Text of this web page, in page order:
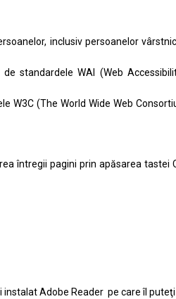
inclusiv persoanelor
de standardeleWAI (Web
W3C (The World Wide Web
întregii pagini prin apăsarea tastei
Adobe Reader pe care îl